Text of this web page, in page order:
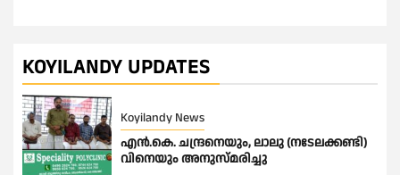
KOYILANDY UPDATES
Koyilandy News
എൻ.കെ. ചന്ദ്രനെയും, ലാലു (നടേലക്കണ്ടി)
വിനെയും അനുസ്മരിച്ചു